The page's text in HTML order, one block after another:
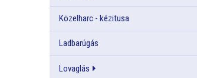
Közelharc - kézitusa
Ladbarúgás
Lovaglás